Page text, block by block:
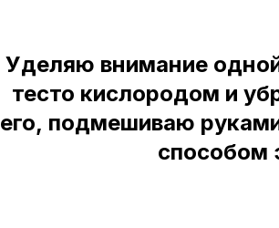
Уделяю внимание
тесто кислородом и
его, подмешиваю
способом